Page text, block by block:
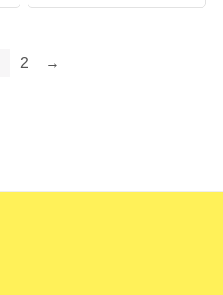
preço
preço
2 →